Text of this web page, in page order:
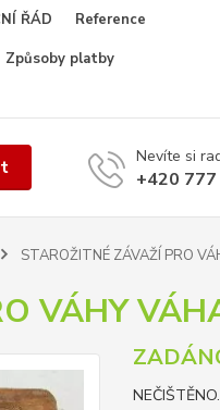
ŘÁD
Reference
Způsoby platby
Nevíte si
+420
STAROŽITNÉ ZÁVAŽÍ PRO
VÁHY